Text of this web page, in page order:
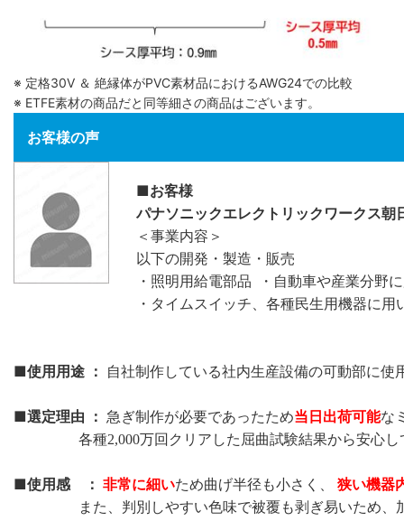
※ 定格30V ＆ 絶縁体がPVC素材品におけるAWG24での比較
※ ETFE素材の商品だと同等細さの商品はございます。
お客様の声
■お客様
パナソニックエレクトリックワークス朝
＜事業内容＞
以下の開発・製造・販売
・照明用給電部品 ・自動車や産業分野
・タイムスイッチ、各種民生用機器に用
■使用用途 ： 自社制作している社内生産設備の可動部に使
■選定理由 ： 急ぎ制作が必要であったため当日出荷可能な
各種2,000万回クリアした屈曲試験結果から安心し
■使用感 ： 非常に細いため曲げ半径も小さく、 狭い機器
また、判別しやすい色味で被覆も剥ぎ易いため、加